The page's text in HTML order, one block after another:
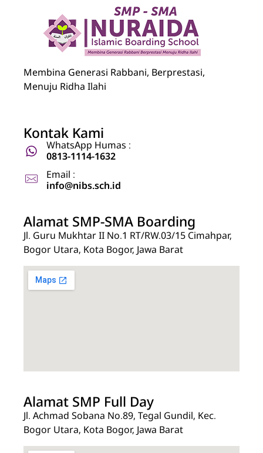
Nuraida Islamic Boarding School
Membina Generasi Rabbani, Berprestasi,
Menuju Ridha Ilahi
Kontak Kami
WhatsApp Humas :
0813-1114-1632
Email :
info@nibs.sch.id
Alamat SMP-SMA Boarding
Jl. Guru Mukhtar II No.1 RT/RW.03/15 Cimahpar,
Bogor Utara, Kota Bogor, Jawa Barat
Alamat SMP Full Day
Jl. Achmad Sobana No.89, Tegal Gundil, Kec.
Bogor Utara, Kota Bogor, Jawa Barat